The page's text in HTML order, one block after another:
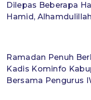
Dilepas Beberapa
Hamid,
Ramadan Penuh
Kadis Kominfo
Bersama Pengurus